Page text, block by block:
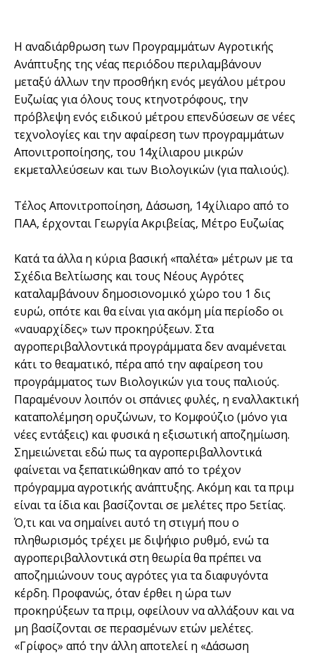
Η αναδιάρθρωση των Προγραµµάτων Αγροτικής
Ανάπτυξης της νέας περιόδου περιλαµβάνουν
µεταξύ άλλων την προσθήκη ενός µεγάλου µέτρου
Ευζωίας για όλους τους κτηνοτρόφους, την
πρόβλεψη ενός ειδικού µέτρου επενδύσεων σε νέες
τεχνολογίες και την αφαίρεση των προγραµµάτων
Απονιτροποίησης, του 14χίλιαρου µικρών
εκµεταλλεύσεων και των Βιολογικών (για παλιούς).
Τέλος Απονιτροποίηση, Δάσωση, 14χίλιαρο από το
ΠΑΑ, έρχονται Γεωργία Ακριβείας, Μέτρο Ευζωίας
Κατά τα άλλα η κύρια βασική «παλέτα» µέτρων µε τα
Σχέδια Βελτίωσης και τους Νέους Αγρότες
καταλαµβάνουν δηµοσιονοµικό χώρο του 1 δις
ευρώ, οπότε και θα είναι για ακόµη µία περίοδο οι
«ναυαρχίδες» των προκηρύξεων. Στα
αγροπεριβαλλοντικά προγράµµατα δεν αναµένεται
κάτι το θεαµατικό, πέρα από την αφαίρεση του
προγράµµατος των Βιολογικών για τους παλιούς.
Παραµένουν λοιπόν οι σπάνιες φυλές, η εναλλακτική
καταπολέµηση ορυζώνων, το Κοµφούζιο (µόνο για
νέες εντάξεις) και φυσικά η εξισωτική αποζηµίωση.
Σηµειώνεται εδώ πως τα αγροπεριβαλλοντικά
φαίνεται να ξεπατικώθηκαν από το τρέχον
πρόγραµµα αγροτικής ανάπτυξης. Ακόµη και τα πριµ
είναι τα ίδια και βασίζονται σε µελέτες προ 5ετίας.
Ό,τι και να σηµαίνει αυτό τη στιγµή που ο
πληθωρισµός τρέχει µε διψήφιο ρυθµό, ενώ τα
αγροπεριβαλλοντικά στη θεωρία θα πρέπει να
αποζηµιώνουν τους αγρότες για τα διαφυγόντα
κέρδη. Προφανώς, όταν έρθει η ώρα των
προκηρύξεων τα πριµ, οφείλουν να αλλάξουν και να
µη βασίζονται σε περασµένων ετών µελέτες.
«Γρίφος» από την άλλη αποτελεί η «∆άσωση